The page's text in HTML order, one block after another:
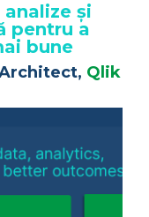
și
pentru a
bune
Qlik